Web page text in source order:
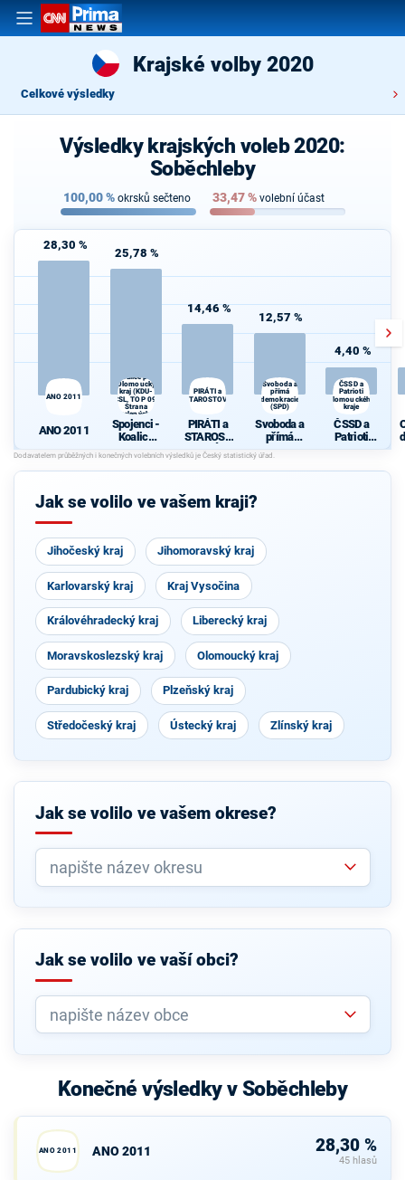
Krajské volby 2020
Celkové výsledky
Výsledky krajských voleb 2020:
Soběchleby
100,00% okrsků sečteno 33,47% volební účast
28,30 %
ANO 2011
ANO 2011
25,78 %
Koalice pro
Olomoucký
kraj (KDU-
ČSL, TOP 09,
Strana
zelených,
ProOlomouc)
Spojenci -
Koalice
pro
Olomouck
ý kraj
ČSL, TOP
ProOlomo
uc)
14,46 %
PIRÁTI a
STAROSTOVÉ
PIRÁTI a
STAROST
OVÉ
12,57 %
Svoboda a
přímá
demokracie
(SPD)
Svoboda a
přímá
demokraci
e (SPD)
4,40 %
ČSSD a
Patrioti
Olomouckého
kraje
ČSSD a
Patrioti
Olomouck
Jak se volilo ve vašem kraji?
Jihočeský kraj Jihomoravský kraj
Karlovarský kraj Kraj Vysočina
Královéhradecký kraj Liberecký kraj
Moravskoslezský kraj Olomoucký kraj
Pardubický kraj Plzeňský kraj
Středočeský kraj Ústecký kraj Zlínský kraj
Jak se volilo ve vašem okrese?
Jak se volilo ve vaší obci?
Konečné výsledky v Soběchleby
ANO 2011 ANO 2011 28,30 %
45 hlasů